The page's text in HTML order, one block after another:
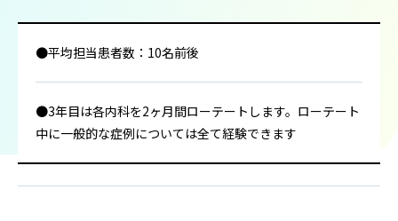
●平均担当患者数：10名前後
●3年目は各内科を2ヶ月間ローテートします。ローテート
中に一般的な症例については全て経験できます